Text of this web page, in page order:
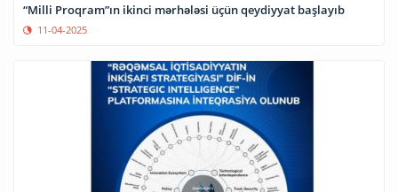
“Milli Proqram”ın ikinci mərhələsi üçün qeydiyyat başlayıb
11-04-2025